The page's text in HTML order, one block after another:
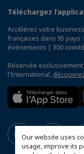
Our website uses
usage, improve its
Téléchargez
Accélérez votre
françaises dans 95 pays
événements | 300
Réservée exclusivement
l'International,